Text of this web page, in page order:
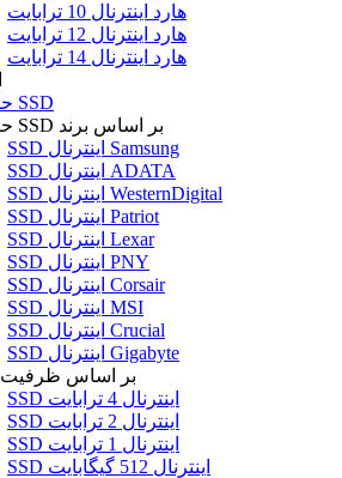
هارد اینترنال 10 ترابایت
هارد اینترنال 12 ترابایت
هارد اینترنال 14 ترابایت
حافظه SSD
حافظه SSD بر اساس برند
SSD اینترنال Samsung
SSD اینترنال ADATA
SSD اینترنال WesternDigital
SSD اینترنال Patriot
SSD اینترنال Lexar
SSD اینترنال PNY
SSD اینترنال Corsair
SSD اینترنال MSI
SSD اینترنال Crucial
SSD اینترنال Gigabyte
SSD بر اساس ظرفیت
SSD اینترنال 4 ترابایت
SSD اینترنال 2 ترابایت
SSD اینترنال 1 ترابایت
SSD اینترنال 512 گیگابایت